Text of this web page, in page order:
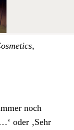
noch
oder ‚Sehr